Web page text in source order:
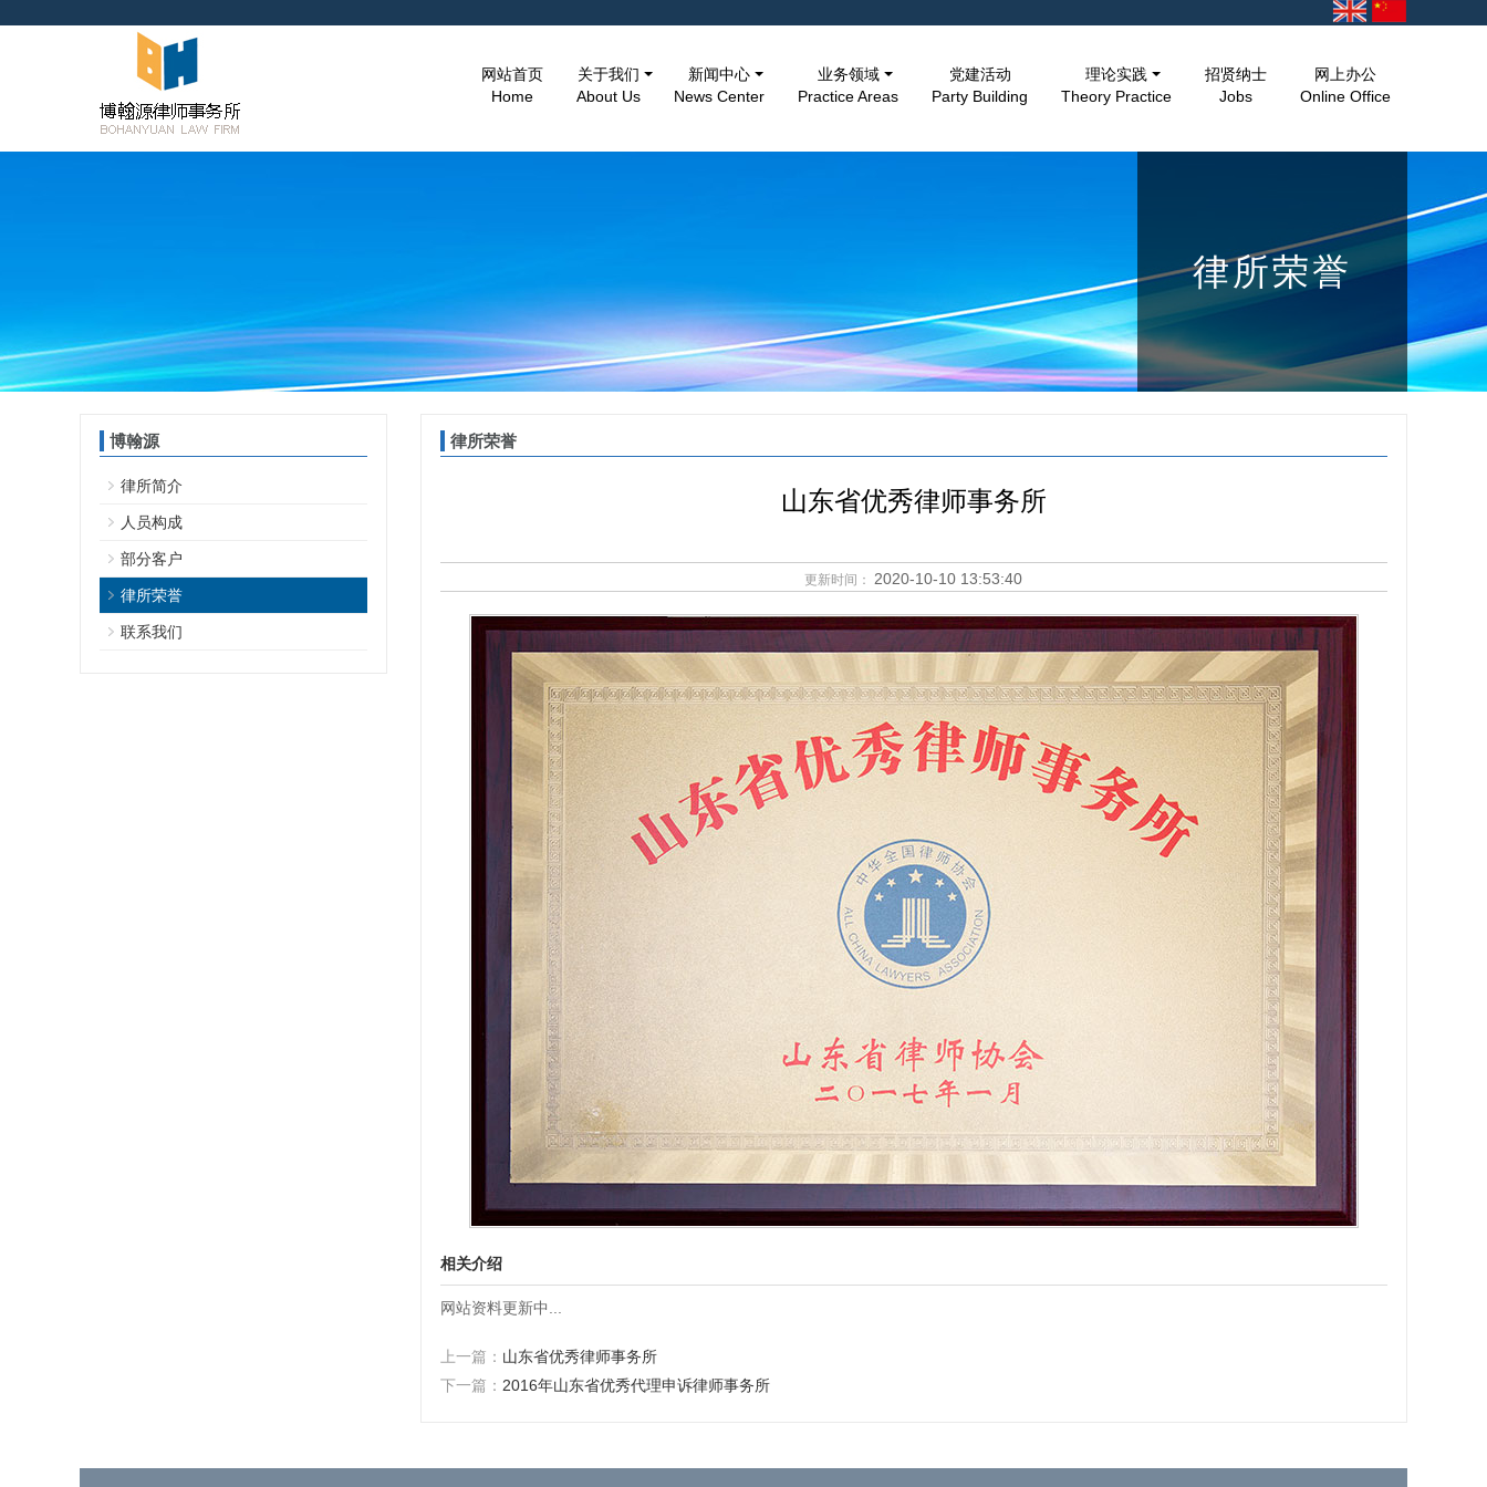
网站首页
Home
关于我们
About Us
新闻中心
News Center
业务领域
Practice Areas
党建活动
Party Building
理论实践
Theory Practice
招贤纳士
Jobs
网上办公
Online Office
律所荣誉
博翰源
律所简介
人员构成
部分客户
律所荣誉
联系我们
律所荣誉
山东省优秀律师事务所
更新时间： 2020-10-10 13:53:40
相关介绍
网站资料更新中...
上一篇： 山东省优秀律师事务所
下一篇： 2016年山东省优秀代理申诉律师事务所